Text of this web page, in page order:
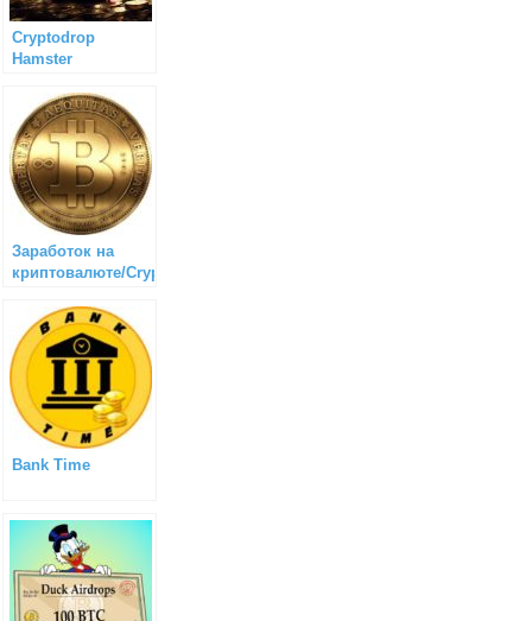
Cryptodrop
Hamster
Заработок на
криптовалюте/Cryptosh
Bank Time